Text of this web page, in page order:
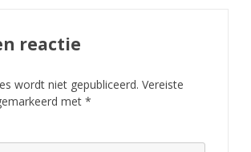
reactie
wordt niet gepubliceerd. Vereiste
met *